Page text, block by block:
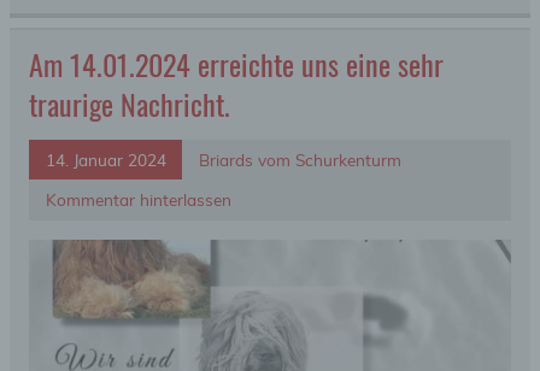
Am 14.01.2024 erreichte uns eine sehr
traurige Nachricht.
14. Januar 2024
Briards vom Schurkenturm
Kommentar hinterlassen